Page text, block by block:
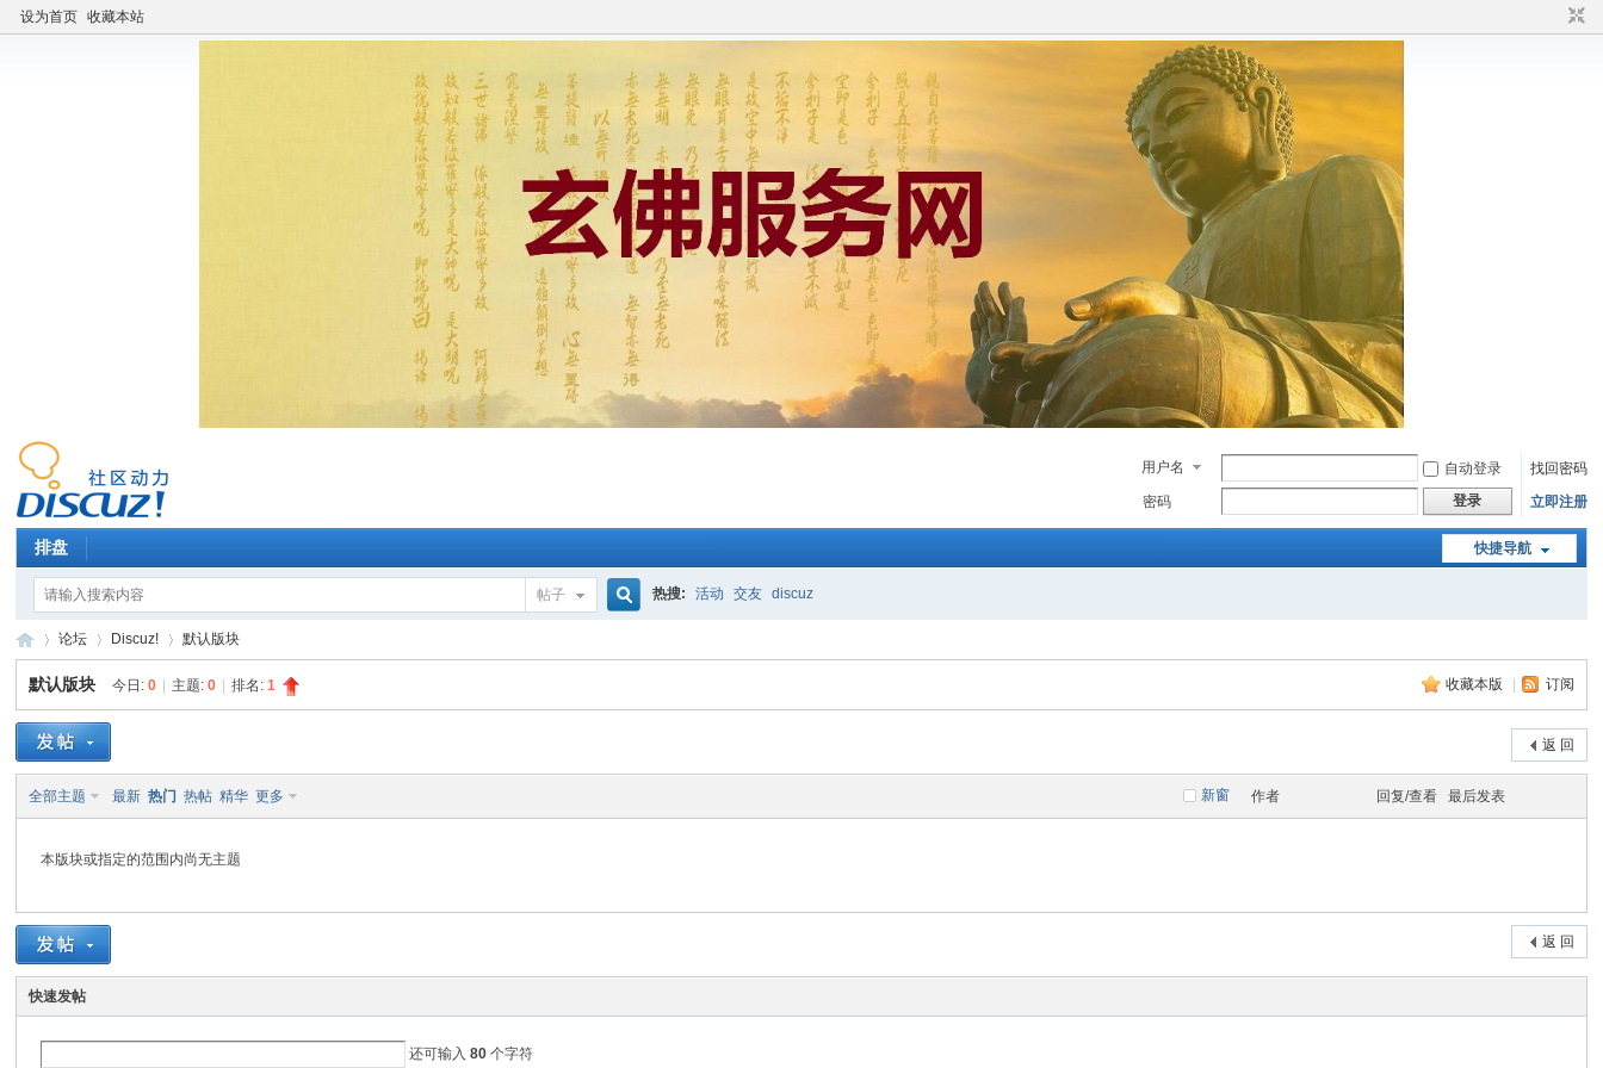
设为首页 收藏本站
用户名 自动登录
找回密码
密码
登录 立即注册
快捷导航
排盘
帖子 热搜: 活动 交友 discuz
佛
»
论坛
›
Discuz! 默认版块
收藏本版 订阅
默认版块 今日:0 主题:0 排名:1
返 回
新窗
全部主题 最新 热门 热帖 精华 更多 作者 回复/查看 最后发表
本版块或指定的范围内尚无主题
返 回
快速发帖
还可输入80 个字符